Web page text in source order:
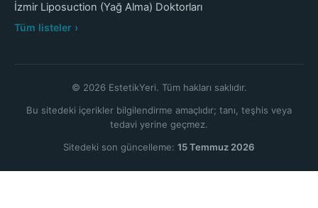
İzmir Liposuction (Yağ Alma) Doktorları
Tüm listeler ›
© 2026 EstetikYeri. Tüm hakları saklıdır.
Bu sitedeki içerikler bilgilendirme amaçlıdır; tanı, teşhis veya
tedavi yerine geçmez.
Sitedeki son güncelleme: 15 Temmuz 2026